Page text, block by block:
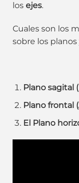
los ejes.
Cuales son los
sobre los planos
Plano sagital
Plano frontal
El Plano